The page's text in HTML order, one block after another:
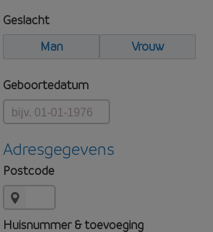
Geslacht
Man
Vrouw
Geboortedatum
Adresgegevens
Postcode
Huisnummer & toevoeging